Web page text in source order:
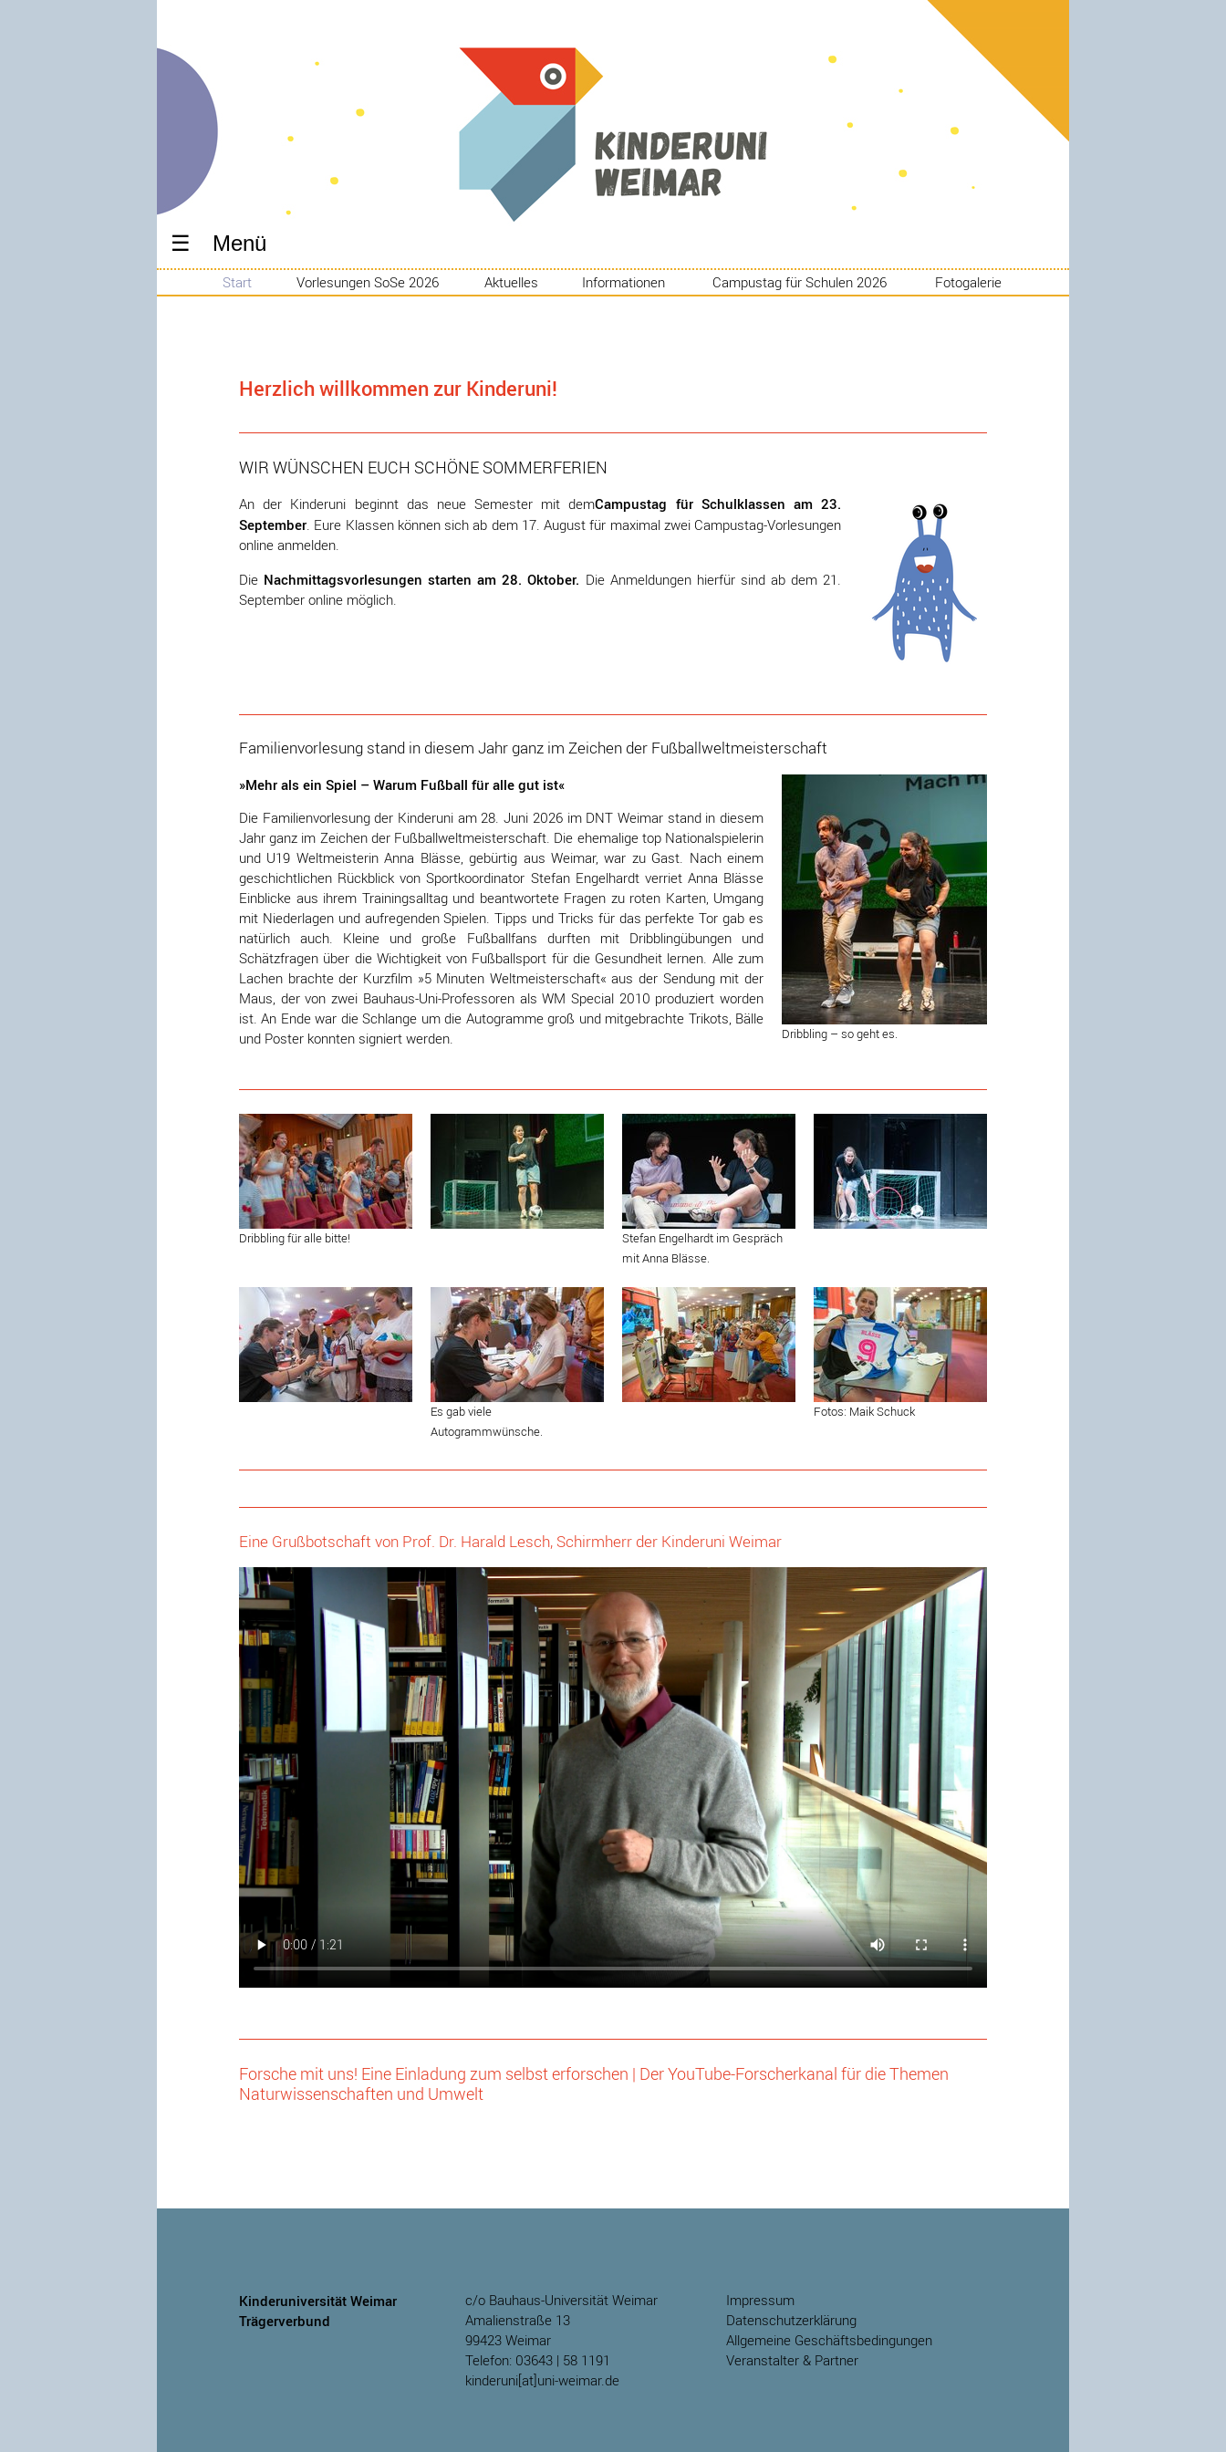
Menü
Start Vorlesungen SoSe 2026 Aktuelles Informationen Campustag für Schulen 2026 Fotogalerie
Herzlich willkommen zur Kinderuni!
WIR WÜNSCHEN EUCH SCHÖNE SOMMERFERIEN
An der Kinderuni beginnt das neue Semester mit demCampustag für Schulklassen am 23.
September. Eure Klassen können sich ab dem 17. August für maximal zwei Campustag-Vorlesungen
online anmelden.
Die Nachmittagsvorlesungen starten am 28. Oktober. Die Anmeldungen hierfür sind ab dem 21.
September online möglich.
Familienvorlesung stand in diesem Jahr ganz im Zeichen der Fußballweltmeisterschaft
Dribbling – so geht es.
»Mehr als ein Spiel – Warum Fußball für alle gut ist«
Die Familienvorlesung der Kinderuni am 28. Juni 2026 im DNT Weimar stand in diesem
Jahr ganz im Zeichen der Fußballweltmeisterschaft. Die ehemalige top Nationalspielerin
und U19 Weltmeisterin Anna Blässe, gebürtig aus Weimar, war zu Gast. Nach einem
geschichtlichen Rückblick von Sportkoordinator Stefan Engelhardt verriet Anna Blässe
Einblicke aus ihrem Trainingsalltag und beantwortete Fragen zu roten Karten, Umgang
mit Niederlagen und aufregenden Spielen. Tipps und Tricks für das perfekte Tor gab es
natürlich auch. Kleine und große Fußballfans durften mit Dribblingübungen und
Schätzfragen über die Wichtigkeit von Fußballsport für die Gesundheit lernen. Alle zum
Lachen brachte der Kurzfilm »5 Minuten Weltmeisterschaft« aus der Sendung mit der
Maus, der von zwei Bauhaus-Uni-Professoren als WM Special 2010 produziert worden
ist. An Ende war die Schlange um die Autogramme groß und mitgebrachte Trikots, Bälle
und Poster konnten signiert werden.
Dribbling für alle bitte!
Stefan Engelhardt im Gespräch
mit Anna Blässe.
Es gab viele
Autogrammwünsche.
Fotos: Maik Schuck
Eine Grußbotschaft von Prof. Dr. Harald Lesch, Schirmherr der Kinderuni Weimar
Forsche mit uns! Eine Einladung zum selbst erforschen | Der YouTube-Forscherkanal für die Themen
Naturwissenschaften und Umwelt
Kinderuniversität Weimar
Trägerverbund
c/o Bauhaus-Universität Weimar
Amalienstraße 13
99423 Weimar
Telefon: 03643 | 58 1191
kinderuni[at]uni-weimar.de
Impressum
Datenschutzerklärung
Allgemeine Geschäftsbedingungen
Veranstalter & Partner